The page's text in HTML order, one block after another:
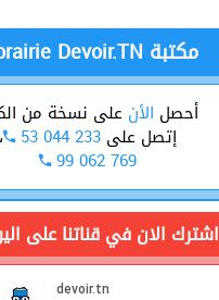
Librairie Devoir.TN مكتبة
أحصل الأن على نسخة من
إتصل على 53 044 233 ،
99 062 769
اشترك الان في قناتنا على